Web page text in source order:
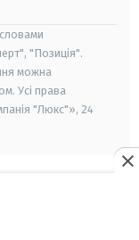
"Позиція".
можна
Усі права
"Люкс"», 24